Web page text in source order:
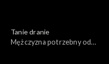
Tanie dranie
Mężczyzna potrzebny od